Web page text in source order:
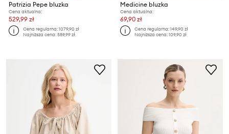
Patrizia Pepe bluzka
Cena aktualna:
529,99 zł
Cena regularna:1079,90 zł
Najniższa cena:589,99 zł
Medicine bluzka
Cena aktualna:
69,90 zł
Cena regularna:149,90 zł
Najniższa cena:109,90 zł